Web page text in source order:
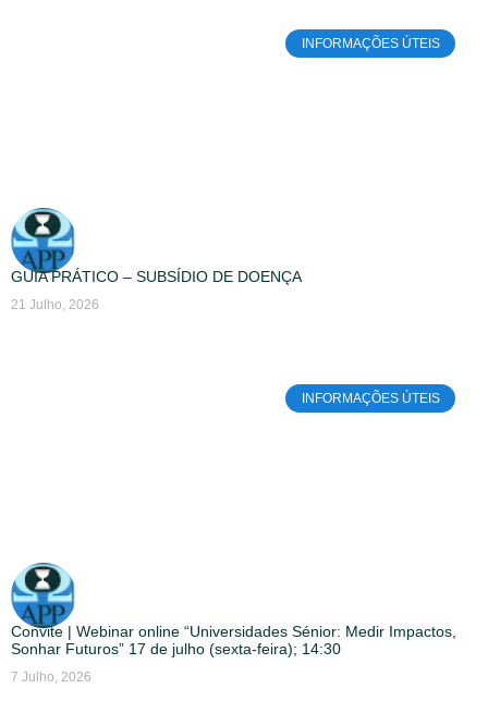
INFORMAÇÕES ÚTEIS
GUIA PRÁTICO – SUBSÍDIO DE DOENÇA
21 Julho, 2026
INFORMAÇÕES ÚTEIS
Convite | Webinar online “Universidades Sénior: Medir Impactos,
Sonhar Futuros” 17 de julho (sexta-feira); 14:30
7 Julho, 2026